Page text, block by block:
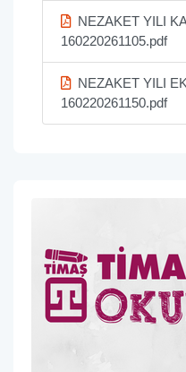
NEZAKET YILI
160220261105.pdf
NEZAKET YILI
160220261150.pdf